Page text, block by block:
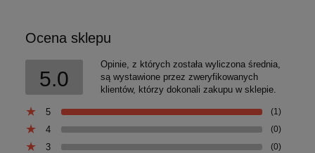
Ocena sklepu
5.0
Opinie, z których została wyliczona średnia,
są wystawione przez zweryfikowanych
klientów, którzy dokonali zakupu w sklepie.
5 (1)
4 (0)
3 (0)